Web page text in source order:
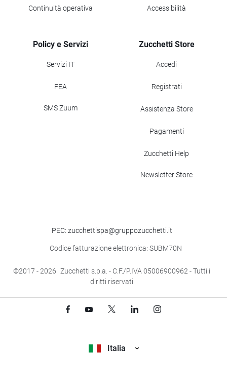
Continuità operativa Accessibilità
Policy e Servizi
Servizi IT
FEA
SMS Zuum
Zucchetti Store
Accedi
Registrati
Assistenza Store
Pagamenti
Zucchetti Help
Newsletter Store
©2017- 2026 Zucchetti s.p.a. - C.F./P.IVA 05006900962 - Tutti i
diritti riservati
PEC: zucchettispa@gruppozucchetti.it
Codice fatturazione elettronica: SUBM70N
Italia